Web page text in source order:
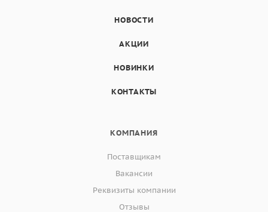
НОВОСТИ
АКЦИИ
НОВИНКИ
КОНТАКТЫ
КОМПАНИЯ
Поставщикам
Вакансии
Реквизиты компании
Отзывы